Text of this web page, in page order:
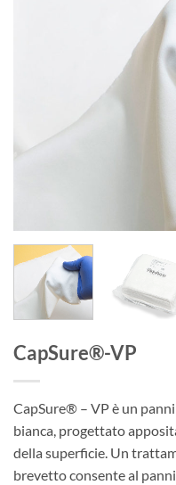
CapSure®-VP
CapSure® – VP è un
bianca, progettato
della superficie. Un
brevetto consente al